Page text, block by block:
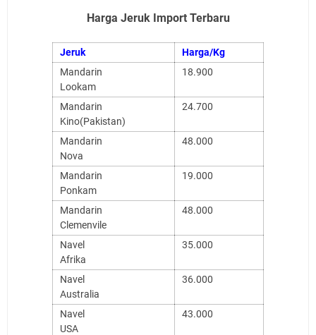
Harga Jeruk Import Terbaru
Jeruk
Harga/Kg
Mandarin
Lookam
18.900
Mandarin
Kino(Pakistan)
24.700
Mandarin
Nova
48.000
Mandarin
Ponkam
19.000
Mandarin
Clemenvile
48.000
Navel
Afrika
35.000
Navel
Australia
36.000
Navel
USA
43.000